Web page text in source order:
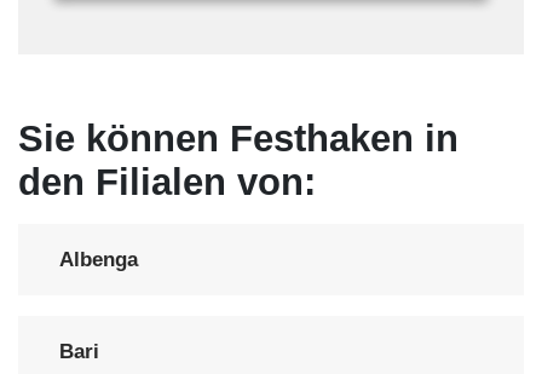
Sie können Festhaken in
den Filialen von:
Albenga
Bari